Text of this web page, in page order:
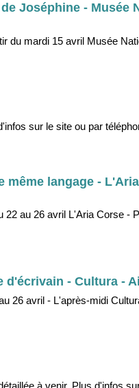
Joséphine - Musée
du mardi 15 avril Musée
sur le site ou par
langage -
au 26 avril L'Aria Corse -
d'écrivain - Cultura -
26 avril - L'après-midi
à venir. Plus d'infos